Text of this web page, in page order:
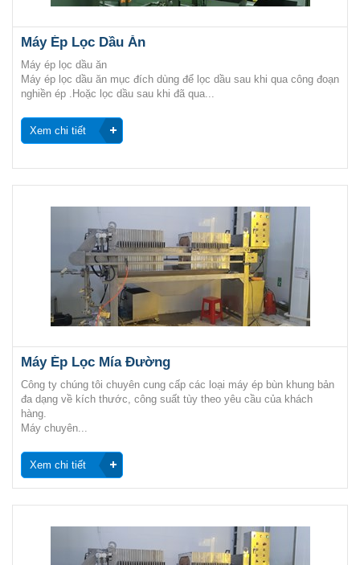
Máy Ép Lọc Dầu Ăn
Máy ép lọc dầu ăn
Máy ép lọc dầu ăn mục đích dùng để lọc dầu sau khi qua công đoạn
nghiền ép .Hoặc lọc dầu sau khi đã qua...
Xem chi tiết
Máy Ép Lọc Mía Đường
Công ty chúng tôi chuyên cung cấp các loại máy ép bùn khung bản
đa dạng về kích thước, công suất tùy theo yêu cầu của khách
hàng.
Máy chuyên...
Xem chi tiết